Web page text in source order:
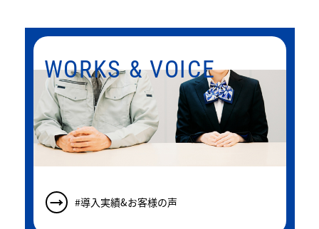
WORKS & VOICE
#導入実績&お客様の声